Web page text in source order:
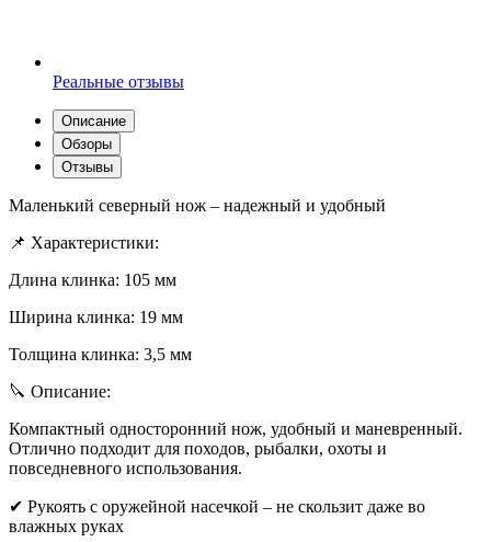
Реальные отзывы
Описание
Обзоры
Отзывы
Маленький северный нож – надежный и удобный
📌 Характеристики:
Длина клинка: 105 мм
Ширина клинка: 19 мм
Толщина клинка: 3,5 мм
🔪 Описание:
Компактный односторонний нож, удобный и маневренный.
Отлично подходит для походов, рыбалки, охоты и
повседневного использования.
✔ Рукоять с оружейной насечкой – не скользит даже во
влажных руках